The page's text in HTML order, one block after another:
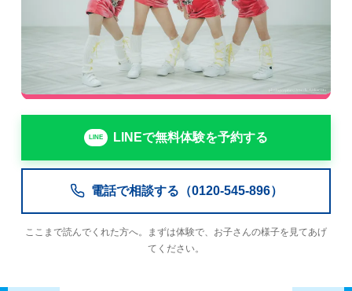
LINEで無料体験を予約する
電話で相談する（0120-545-896）
ここまで読んでくれた方へ。まずは体験で、お子さんの様子を見てあげ
てください。